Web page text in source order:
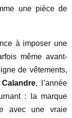
une pièce de
à imposer une
même avant-
de vêtements,
Calandre, l’année
: la marque
avec une vraie